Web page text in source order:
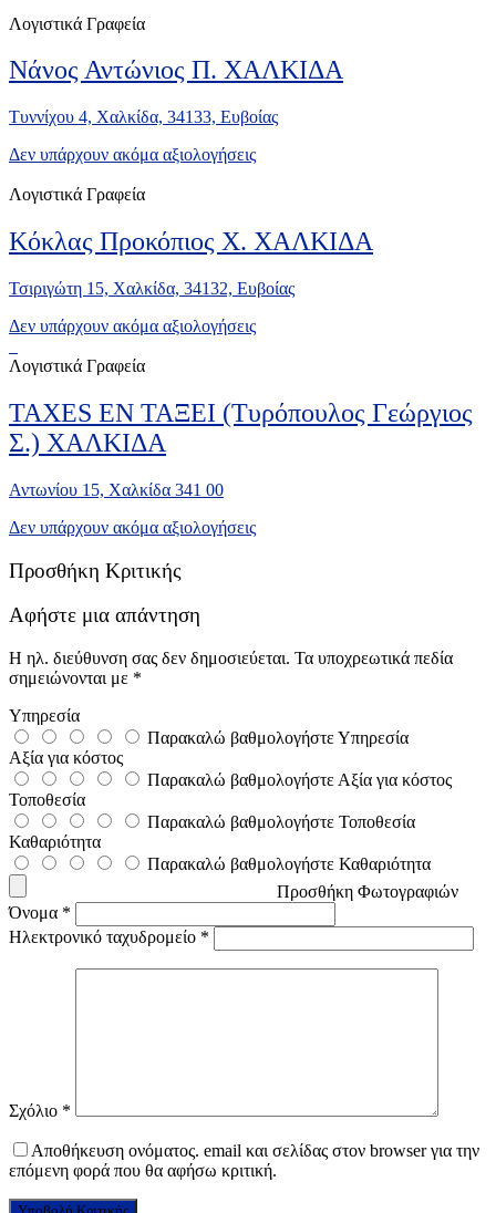
Λογιστικά Γραφεία
Νάνος Αντώνιος Π. ΧΑΛΚΙΔΑ
Τυννίχου 4, Χαλκίδα, 34133, Ευβοίας
Δεν υπάρχουν ακόμα αξιολογήσεις
Λογιστικά Γραφεία
Κόκλας Προκόπιος Χ. ΧΑΛΚΙΔΑ
Τσιριγώτη 15, Χαλκίδα, 34132, Ευβοίας
Δεν υπάρχουν ακόμα αξιολογήσεις
Λογιστικά Γραφεία
TAXES ΕΝ ΤΑΞΕΙ (Τυρόπουλος Γεώργιος
Σ.) ΧΑΛΚΙΔΑ
Αντωνίου 15, Χαλκίδα 341 00
Δεν υπάρχουν ακόμα αξιολογήσεις
Προσθήκη Κριτικής
Αφήστε μια απάντηση
Η ηλ. διεύθυνση σας δεν δημοσιεύεται. Τα υποχρεωτικά πεδία
σημειώνονται με *
Υπηρεσία
Παρακαλώ βαθμολογήστε Υπηρεσία
Αξία για κόστος
Παρακαλώ βαθμολογήστε Αξία για κόστος
Τοποθεσία
Παρακαλώ βαθμολογήστε Τοποθεσία
Καθαριότητα
Παρακαλώ βαθμολογήστε Καθαριότητα
Προσθήκη Φωτογραφιών
Όνομα *
Ηλεκτρονικό ταχυδρομείο *
Σχόλιο *
Αποθήκευση ονόματος. email και σελίδας στον browser για την
επόμενη φορά που θα αφήσω κριτική.